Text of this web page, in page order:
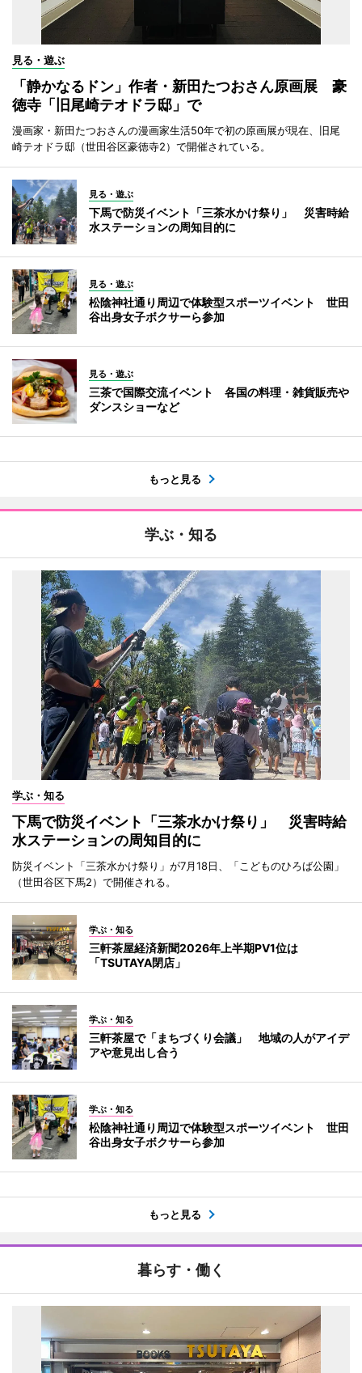
見る・遊ぶ
「静かなるドン」作者・新田たつおさん原画展 豪
徳寺「旧尾崎テオドラ邸」で
漫画家・新田たつおさんの漫画家生活50年で初の原画展が現在、旧尾
崎テオドラ邸（世田谷区豪徳寺2）で開催されている。
見る・遊ぶ
下馬で防災イベント「三茶水かけ祭り」 災害時給
水ステーションの周知目的に
見る・遊ぶ
松陰神社通り周辺で体験型スポーツイベント 世田
谷出身女子ボクサーら参加
見る・遊ぶ
三茶で国際交流イベント 各国の料理・雑貨販売や
ダンスショーなど
もっと見る
学ぶ・知る
学ぶ・知る
下馬で防災イベント「三茶水かけ祭り」 災害時給
水ステーションの周知目的に
防災イベント「三茶水かけ祭り」が7月18日、「こどものひろば公園」
（世田谷区下馬2）で開催される。
学ぶ・知る
三軒茶屋経済新聞2026年上半期PV1位は
「TSUTAYA閉店」
学ぶ・知る
三軒茶屋で「まちづくり会議」 地域の人がアイデ
アや意見出し合う
学ぶ・知る
松陰神社通り周辺で体験型スポーツイベント 世田
谷出身女子ボクサーら参加
もっと見る
暮らす・働く